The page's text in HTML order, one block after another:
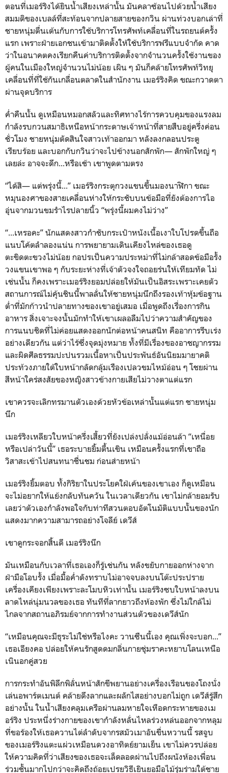
ตอนที่เมอร์ริงได้ยินน้ำเสียงเหล่านั้น มันคลาซ้อนไปด้วยน้ำเสียง
สมมติของเบลล์ที่สะท้อนจากปลายสายของกวิน ผ่านท่วงบอกเล่าที่
ชายหนุ่มตื่นเต้นกับการใช้บริการโทรศัพท์เคลื่อนที่ในรถยนต์ครั้ง
แรก เพราะฝ่ายเอกชนเข้ามาติดตั้งให้ใช้บริการฟรีแบบจำกัด คาด
ว่าในอนาคตคงเรียกคืนค่าบริการติดตั้งจากจำนวนครั้งใช้งานของ
ผู้คนในเมืองใหญ่จำนวนไม่น้อย เผิน ๆ มันก็คล้ายโทรศัพท์วิทยุ
เคลื่อนที่ที่ใช้กันเกลื่อนตลาดในสำนักงาน เมอร์ริงคิด ขณะกวาดตา
ผ่านจุดบริการ
ค่ำคืนนั้น ดูเหมือนหมอกสลัวและทิศทางไร้การควบคุมของแรงลม
กำลังรบกวนสมาธิเหนือหน้ากระดาษเจ้าหน้าที่สายสืบอยู่ครึ่งค่อน
ชั่วโมง ชายหนุ่มตัดสินใจสาวเท้าออกมา หลังลงกลอนประตู
เรียบร้อย และบอกกับกวินว่าจะไปข้างนอกสักพัก— สักพักใหญ่ ๆ
เลยล่ะ อาจจะดึก...หรือเช้า เขาพูดตามตรง
“ได้สิ— แต่พรุ่งนี้...” เมอร์ริงกระตุกวงแขนขึ้นมองนาฬิกา ขณะ
หมุนองศาของสายเคลื่อนห่างให้กระชับบนข้อมือที่ยังต้องการไอ
อุ่นจากมวนขมรำไรปลายนิ้ว “พรุ่งนี้ผมคงไม่ว่าง”
“...เหรอคะ” นักแสดงสาวกำชับกระเป๋าหนังเนื้อเงาใบโปรดขึ้นถือ
แนบโค้ตลำลองแน่น การพยายามเดินเคียงไหล่ของเธอดู
ตะขิดตะขวงไม่น้อย กอปรเป็นความประหม่าที่ไม่กล้าสอดข้อมือรั้ง
วงแขนเขาพอ ๆ กับระยะห่างที่เจ้าตัวจงใจถอยร่นให้เทียมทัด ไม่
เช่นนั้น ก็คงเพราะเมอร์ริงยอมปล่อยให้มันเป็นอิสระเพราะเคยตัว
สถานการณ์ไม่คุ้นชินนี้พาลลั่นให้ชายหนุ่มนึกถึงรองเท้าหุ้มข้อฐาน
ต่ำที่มักก้าวนำปลายทางของเขาอยู่เสมอ เมื่อพูดถึงเรื่องการกิน
อาหาร สิ่งเจาะจงนั้นมักทำให้เขาเผลอลืมไปว่าความสำคัญของ
การแนบชิดที่ไม่ค่อยแสดงออกนักต่อหน้าคนสนิท คืออาการรีบเร่ง
อย่างเดียวกัน แต่ว่าไร้ซึ่งจุดมุ่งหมาย ทั้งที่มีเรื่องของอาชญากรรม
และผิดศีลธรรมปะปนรวมเนื้อหาเป็นประพันธ์อันนิยมมายาคติ
ประท้วงภายใต้ใบหน้ากลัดกลุ้มเรืองเปลวขมไหม้อ่อน ๆ โชยผ่าน
สีหน้าใคร่สงสัยของหญิงสาวข้างกายเสียไม่วางตาแต่แรก
เขาควรจะเลิกทรมานตัวเองด้วยหัวข้อเหล่านั้นแต่แรก ชายหนุ่ม
นึก
เมอร์ริงเหลียวใบหน้าครึ่งเสี้ยวที่ยังเปล่งปลั่งแม้อ่อนล้า “เหนื่อย
หรือเปล่าวันนี้” เธอระบายยิ้มตื้นเขิน เหมือนครั้งแรกที่เขาถือ
วิสาสะเข้าไปสนทนาชื่นชม ก่อนส่ายหน้า
เมอร์ริงยิ้มตอบ ทั้งกิริยาในประโยคใฝ่เค้นของเขาเอง ก็ดูเหมือน
จะไม่อยากให้แย้งกลับทันควัน ในเวลาเดียวกัน เขาไม่กล้ายอมรับ
เลยว่าตัวเองกำลังพอใจกับท่าทีสวนตอบอัตโนมัติแบบนั้นของนัก
แสดงมากความสามารถอย่างโจลีย์ เดวีส์
เขาดูกระจอกสิ้นดี เมอร์ริงนึก
มันเหมือนกับเวลาที่เธอเองก็รู้เช่นกัน หลังขยับกายออกห่างจาก
ฝ่ามือโอบรั้ง เมื่อมื้อค่ำดังทราบไม่อาจจบลงบนโต๊ะประปราย
เครื่องเคียงเพียงเพราะละโมบหิวเท่านั้น เมอร์ริงซบใบหน้าลงบน
ลาดไหล่นุ่มนวลของเธอ ทันทีที่ลากยาวถึงห้องพัก ซึ่งไม่ใกล้ไม่
ไกลจากสถานอภิรมย์จากการทำงานส่วนตัวของเดวีส์นัก
“เหมือนคุณจะมีธุระไม่ใช่หรือไงคะ วานซืนนี้เอง คุณเพิ่งจะบอก...”
เธอเอียงคอ ปล่อยให้คนรักสูดดมกลิ่นกายชุ่มราคะหยาบโลนเหนือ
เนินอกคู่สวย
การกระทำอันพิลึกพิลั่นหน้าสักขีพยานอย่างเครื่องเรือนของโถงนั่ง
เล่นอพาร์ตเมนต์ คล้ายดึงลากและผลักไสอย่างบอกไม่ถูก เดวีส์รู้สึก
อย่างนั้น ในน้ำเสียงคลุมเครือผ่านลมหายใจเหือดกระหายของเม
อร์ริง ประหนึ่งร่างกายของเขากำลังหลั่นไหลร่วงหล่นออกจากหลุม
ที่ขอร้องให้เธอควานไต่ลำดับจากรสมัวเมาอันขื่นหวานนี้ รสจูบ
ของเมอร์ริงแตะแผ่วเหมือนดวงอาทิตย์ยามเย็น เขาไม่ควรปล่อย
ให้ความคิดที่ว่าเสียงของเธอจะเล็ดลอดผ่านไปถึงผนังห้องเพื่อน
ร่วมชั้นมากไปกว่าจะคิดถึงถ้อยเปรยวิธีเยินยอมือไม้รุ่มร่ามใต้ชาย